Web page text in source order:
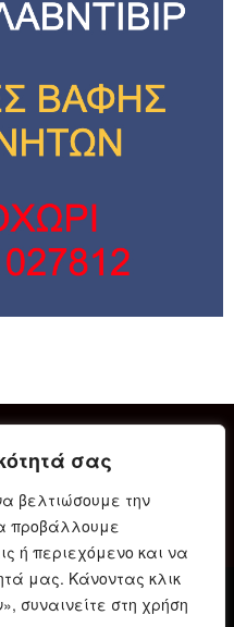
σας
βελτιώσουμε την
προβάλλουμε
ή περιεχόμενο και να
μας. Κάνοντας κλικ
συναινείτε στη χρήση
Όροι χρήσης